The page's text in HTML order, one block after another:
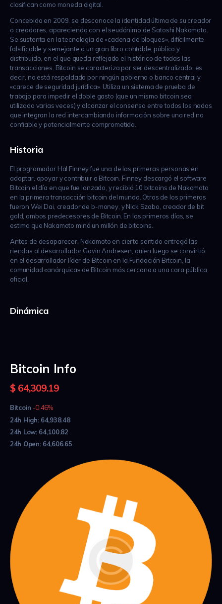
clasifican como moneda digital.
Concebida en 2009,​ se desconoce la identidad última de su creador
o creadores, apareciendo con el seudónimo de Satoshi Nakamoto.
Se sustenta en la tecnología de «cadena de bloques», difícilmente
falsificable y semejante a un gran libro contable, público y
distribuido, en el que queda reflejado el histórico de todas las
transacciones. Bitcoin se caracteriza por ser descentralizado, es
decir, no está respaldado por ningún gobierno o banco central​ y
«carece de seguridad jurídica». Utiliza un sistema de prueba de
trabajo para impedir el doble gasto (que un mismo bitcoin sea
utilizado varias veces) y alcanzar el consenso entre todos los nodos
que integran la red intercambiando información sobre una red no
confiable y potencialmente comprometida.
Historia
El programador Hal Finney fue una de las primeras personas en
adoptar, apoyar y contribuir a Bitcoin. Finney descargó el software
Bitcoin el día en que fue lanzado, y recibió 10 bitcoins de Nakamoto
en la primera transacción bitcoin del mundo.​ Otros de los primeros
fueron Wei Dai, creador de b-money, y Nick Szabo, creador de bit
gold, ambos predecesores de Bitcoin.​ En los primeros días, se
estima que Nakamoto minó un millón de bitcoins.
Antes de desaparecer, Nakamoto en cierto sentido entregó las
riendas al desarrollador Gavin Andresen, quien luego se convirtió
en el desarrollador líder de Bitcoin en la Fundación Bitcoin, la
comunidad «anárquica» de Bitcoin más cercana a una cara pública
oficial.
Dinámica
Bitcoin Info
$ 64,309.19
Bitcoin -0.46%
24h High: 64,938.48
24h Low: 64,100.82
24h Open: 64,606.65